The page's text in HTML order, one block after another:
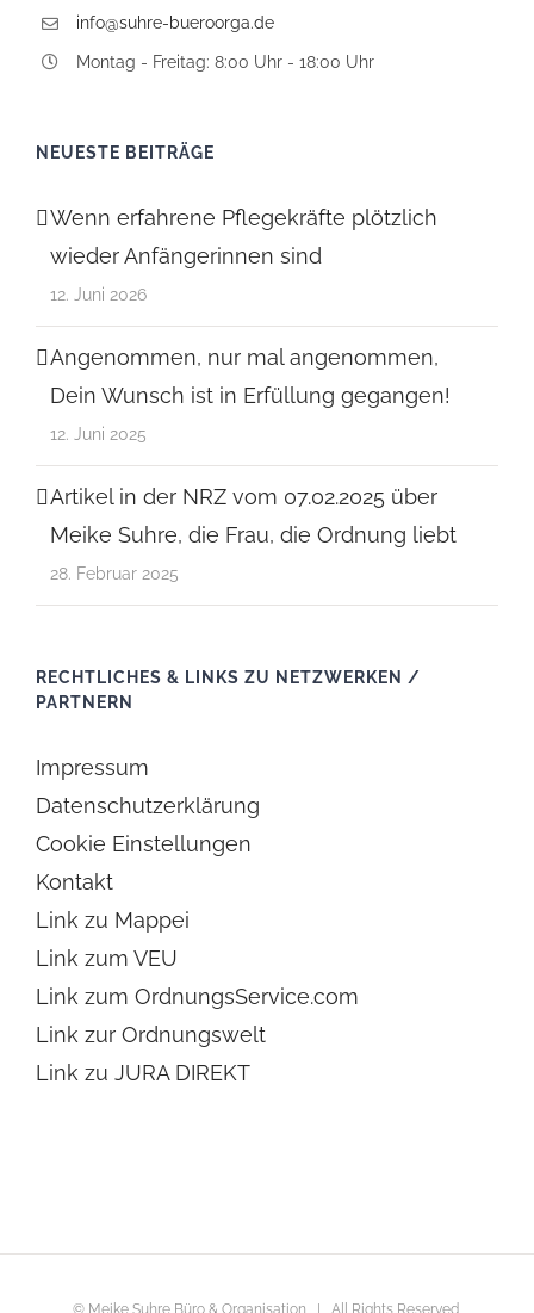
info@suhre-bueroorga.de
Montag - Freitag: 8:00 Uhr - 18:00 Uhr
NEUESTE BEITRÄGE
Wenn erfahrene Pflegekräfte plötzlich
wieder Anfängerinnen sind
12. Juni 2026
Angenommen, nur mal angenommen,
Dein Wunsch ist in Erfüllung gegangen!
12. Juni 2025
Artikel in der NRZ vom 07.02.2025 über
Meike Suhre, die Frau, die Ordnung liebt
28. Februar 2025
RECHTLICHES & LINKS ZU NETZWERKEN /
PARTNERN
Impressum
Datenschutzerklärung
Cookie Einstellungen
Kontakt
Link zu Mappei
Link zum VEU
Link zum OrdnungsService.com
Link zur Ordnungswelt
Link zu JURA DIREKT